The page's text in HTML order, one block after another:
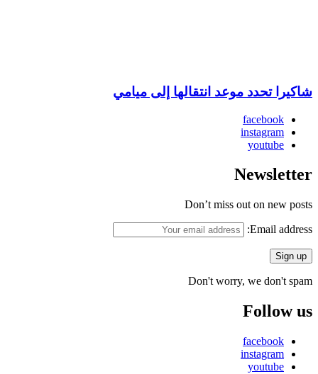
شاكيرا تحدد موعد انتقالها إلى ميامي
facebook
instagram
youtube
Newsletter
Don’t miss out on new posts
Email address:
Don't worry, we don't spam
Follow us
facebook
instagram
youtube